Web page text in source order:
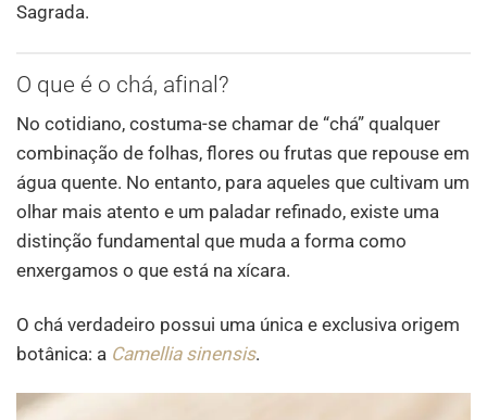
Sagrada.
O que é o chá, afinal?
No cotidiano, costuma-se chamar de “chá” qualquer
combinação de folhas, flores ou frutas que repouse em
água quente. No entanto, para aqueles que cultivam um
olhar mais atento e um paladar refinado, existe uma
distinção fundamental que muda a forma como
enxergamos o que está na xícara.
O chá verdadeiro possui uma única e exclusiva origem
botânica: a Camellia sinensis.